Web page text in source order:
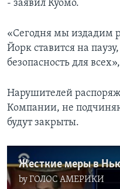
- заявил Куомо.
«Сегодня мы издадим
Йорк ставится на
безопасность для
Нарушителей
Компании, не
будут закрыты.
byГОЛОС АМЕРИКИ